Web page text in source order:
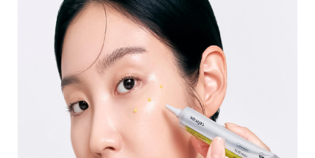
keyboard_arrow_right
keyboard_arrow_right